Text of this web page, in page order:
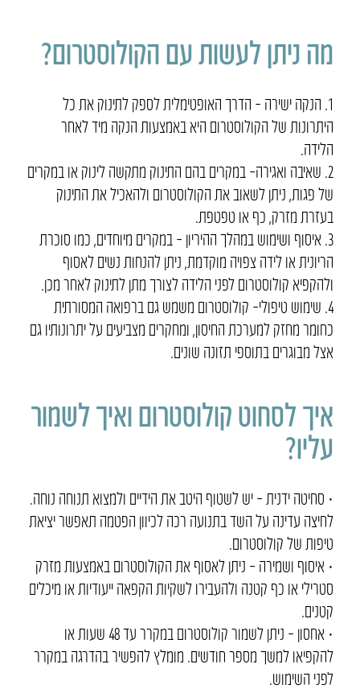
מה ניתן לעשות עם הקולוסטרום?
1. הנקה ישירה – הדרך האופטימלית לספק לתינוק את כל
היתרונות של הקולוסטרום היא באמצעות הנקה מיד לאחר
הלידה.
2. שאיבה ואגירה– במקרים בהם התינוק מתקשה לינוק או במקרים
של פגות, ניתן לשאוב את הקולוסטרום ולהאכיל את התינוק
בעזרת מזרק, כף או טפטפת.
3. איסוף ושימוש במהלך ההיריון – במקרים מיוחדים, כמו סוכרת
הריונית או לידה צפויה מוקדמת, ניתן להנחות נשים לאסוף
ולהקפיא קולוסטרום לפני הלידה לצורך מתן לתינוק לאחר מכן.
4. שימוש טיפולי– קולוסטרום משמש גם ברפואה המסורתית
כחומר מחזק למערכת החיסון, ומחקרים מצביעים על יתרונותיו גם
אצל מבוגרים בתוספי תזונה שונים.
איך לסחוט קולוסטרום ואיך לשמור
עליו?
• סחיטה ידנית – יש לשטוף היטב את הידיים ולמצוא תנוחה נוחה.
לחיצה עדינה על השד בתנועה רכה לכיוון הפטמה תאפשר יציאת
טיפות של קולוסטרום.
• איסוף ושמירה – ניתן לאסוף את הקולוסטרום באמצעות מזרק
סטרילי או כף קטנה ולהעבירו לשקיות הקפאה ייעודיות או מיכלים
קטנים.
• אחסון – ניתן לשמור קולוסטרום במקרר עד 48 שעות או
להקפיאו למשך מספר חודשים. מומלץ להפשיר בהדרגה במקרר
לפני השימוש.